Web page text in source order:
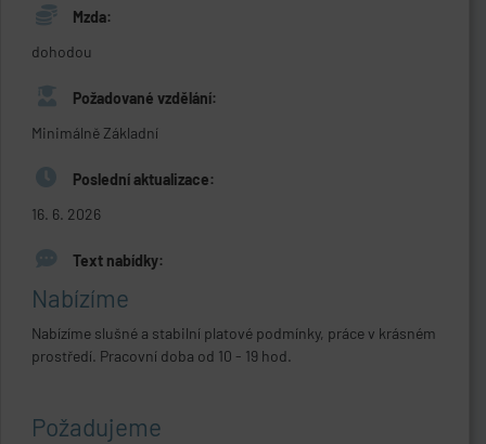
Mzda:
dohodou
Požadované vzdělání:
Minimálně Základní
Poslední aktualizace:
16. 6. 2026
Text nabídky:
Nabízíme
Nabízíme slušné a stabilní platové podmínky, práce v krásném
prostředí. Pracovní doba od 10 - 19 hod.
Požadujeme